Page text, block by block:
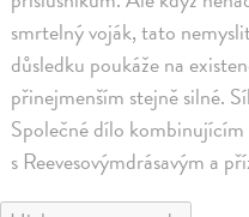
smrtelný voják, tato
důsledku poukáže na
přinejmenším stejně silné.
Společné dílo
s Reevesovýmdrásavým a